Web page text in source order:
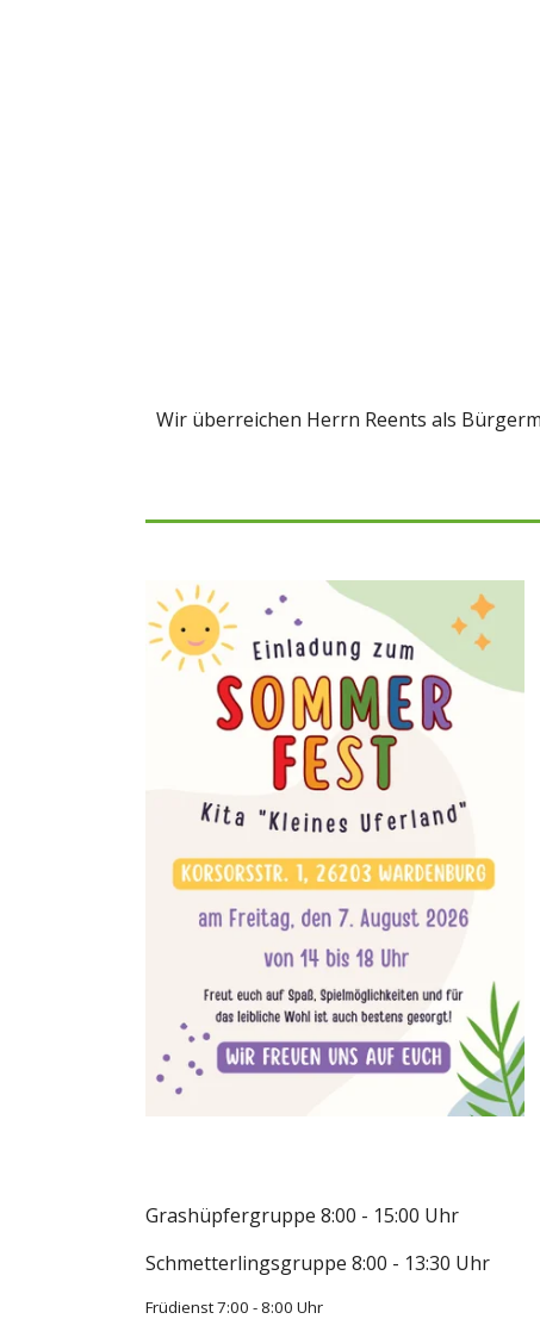
Wir überreichen Herrn Reents als
Grashüpfergruppe 8:00 - 15:00 Uhr
Schmetterlingsgruppe 8:00 - 13:30 Uhr
Früdienst 7:00 - 8:00 Uhr